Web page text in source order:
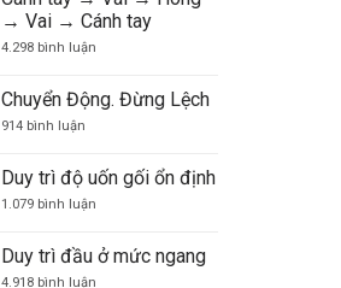
trò
chơi
điệu,
Nhịp
→ Vai → Cánh tay
4.298 bình luận
→
Vai
Vai
→
Chuyển Động. Đừng Lệch
914 bình luận
Đừng
Lệch
Duy trì độ uốn gối ổn định
1.079 bình luận
độ
uốn
Duy trì đầu ở mức ngang
4.918 bình luận